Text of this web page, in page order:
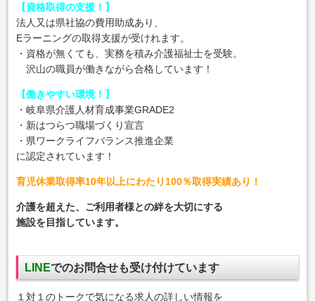
【資格取得の支援！】
法人又は県社協の費用助成あり、
Eラーニングの取得支援が受けれます。
・資格が無くても、実務を積み介護福祉士を受験。
沢山の職員が働きながら合格しています！
【働きやすい環境！】
・岐阜県介護人材育成事業GRADE2
・新はつらつ職場づくり宣言
・県ワークライフバランス推進企業
に認定されています！
育児休業取得率10年以上にわたり100％取得実績あり！
介護を超えた、ご利用者様との絆を大切にする
施設を目指しています。
LINEでのお問合せも受け付けています
１対１のトークで気になる求人の詳しい情報を